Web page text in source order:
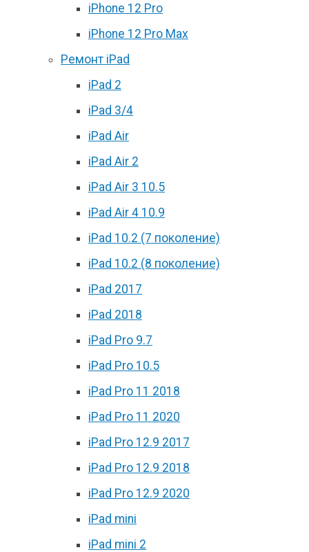
iPhone 12 Pro
iPhone 12 Pro Max
Ремонт iPad
iPad 2
iPad 3/4
iPad Air
iPad Air 2
iPad Air 3 10.5
iPad Air 4 10.9
iPad 10.2 (7 поколение)
iPad 10.2 (8 поколение)
iPad 2017
iPad 2018
iPad Pro 9.7
iPad Pro 10.5
iPad Pro 11 2018
iPad Pro 11 2020
iPad Pro 12.9 2017
iPad Pro 12.9 2018
iPad Pro 12.9 2020
iPad mini
iPad mini 2